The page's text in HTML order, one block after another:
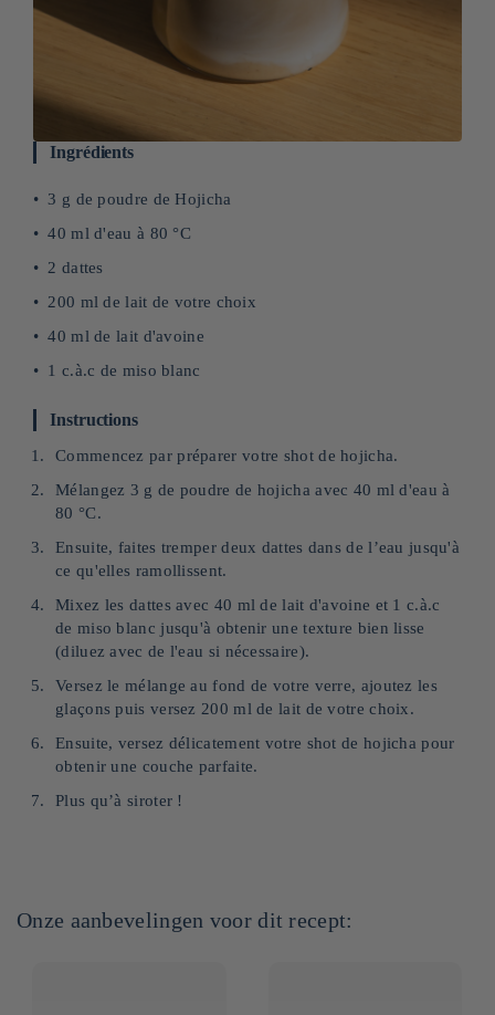
Ingrédients
3 g de poudre de Hojicha
40 ml d'eau à 80 °C
2 dattes
200 ml de lait de votre choix
40 ml de lait d'avoine
1 c.à.c de miso blanc
Instructions
Commencez par préparer votre shot de hojicha.
Mélangez 3 g de poudre de hojicha avec 40 ml d'eau à
80 °C.
Ensuite, faites tremper deux dattes dans de l’eau jusqu'à
ce qu'elles ramollissent.
Mixez les dattes avec 40 ml de lait d'avoine et 1 c.à.c
de miso blanc jusqu'à obtenir une texture bien lisse
(diluez avec de l'eau si nécessaire).
Versez le mélange au fond de votre verre, ajoutez les
glaçons puis versez 200 ml de lait de votre choix.
Ensuite, versez délicatement votre shot de hojicha pour
obtenir une couche parfaite.
Plus qu’à siroter !
Onze aanbevelingen voor dit recept: